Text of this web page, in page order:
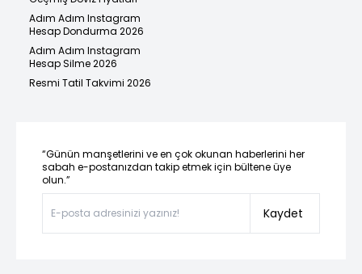
Adım Adım Instagram
Hesap Dondurma 2026
Adım Adım Instagram
Hesap Silme 2026
Resmi Tatil Takvimi 2026
“Günün manşetlerini ve en çok okunan haberlerini her
sabah e-postanızdan takip etmek için bültene üye
olun.”
Kaydet